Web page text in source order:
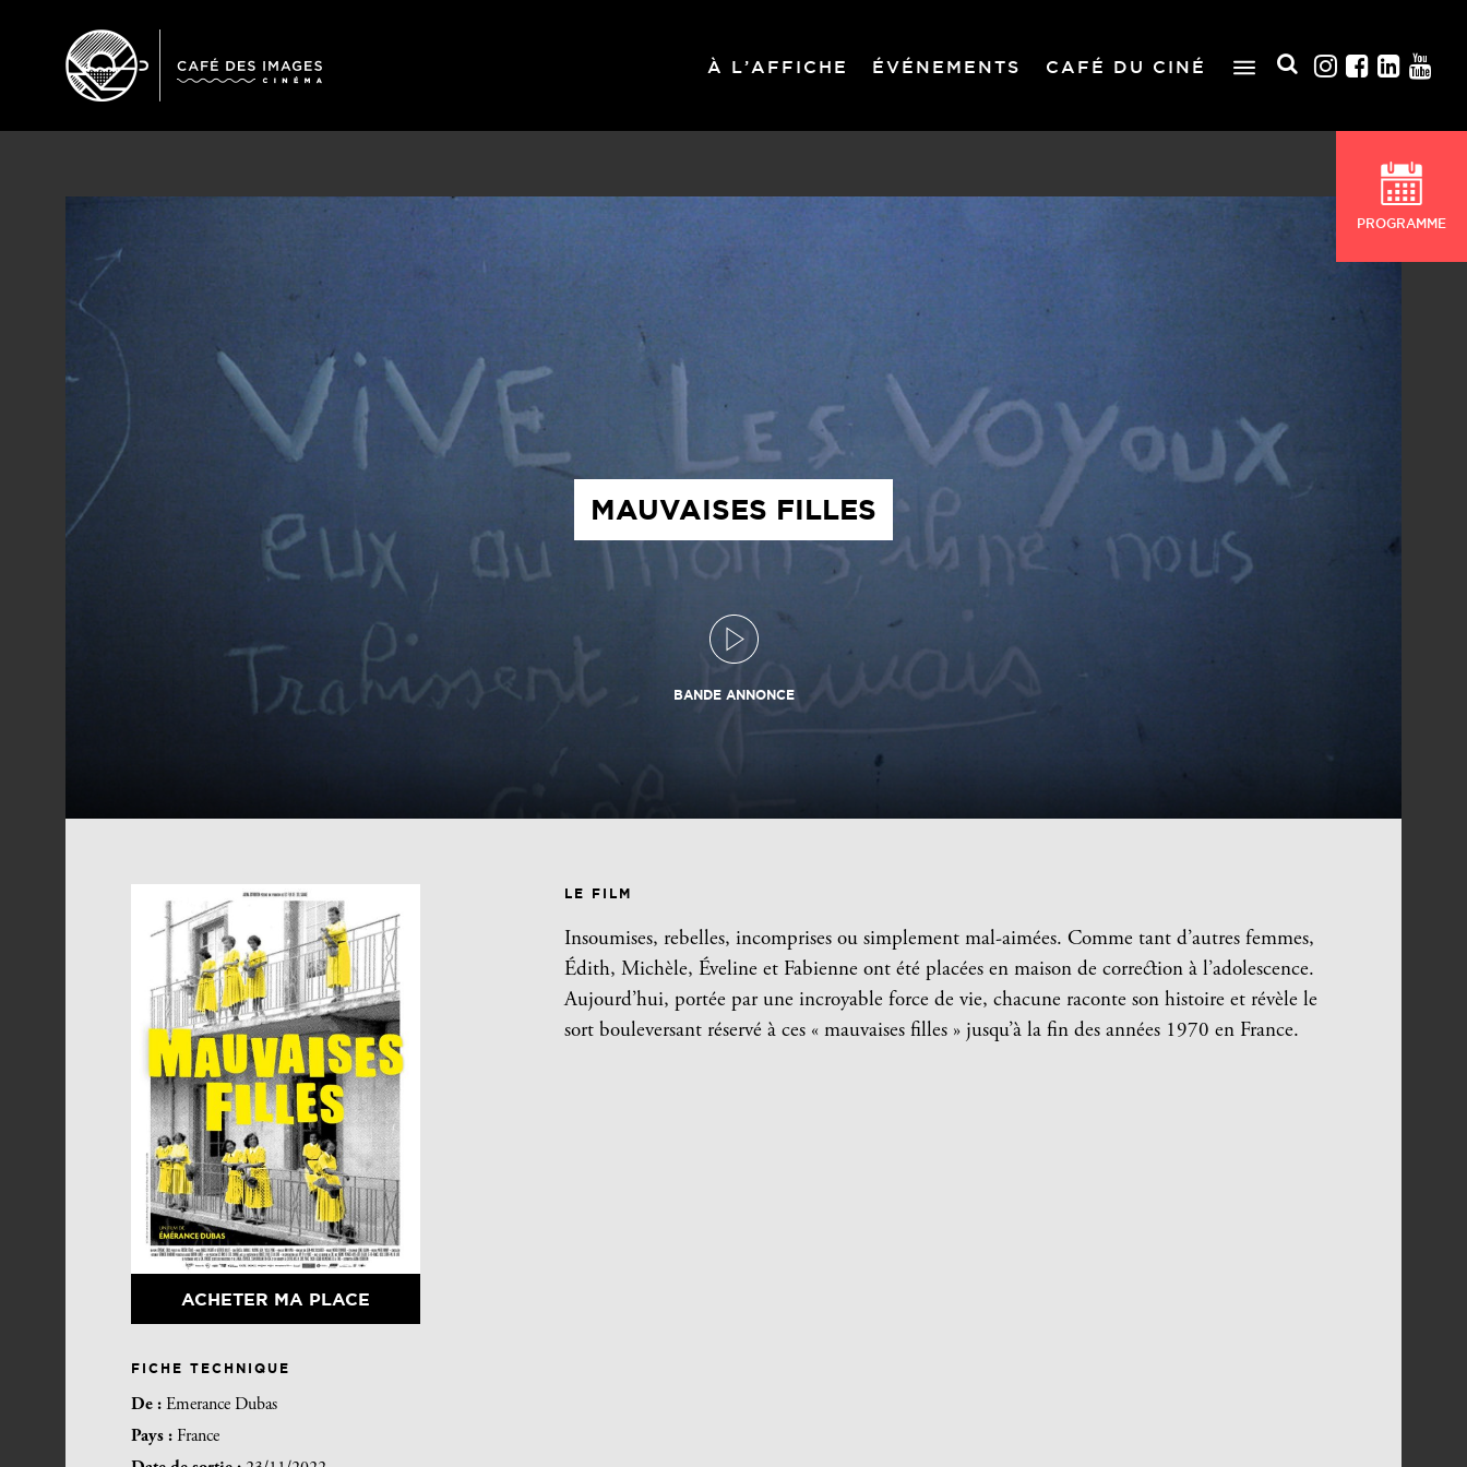
À L’AFFICHE ÉVÉNEMENTS CAFÉ DU CINÉ
MAUVAISES FILLES
BANDE ANNONCE
ACHETER MA PLACE
FICHE TECHNIQUE
De : Emerance Dubas
Pays : France
LE FILM
Insoumises, rebelles, incomprises ou simplement mal-aimées. Comme tant d’autres femmes,
Édith, Michèle, Éveline et Fabienne ont été placées en maison de correction à l’adolescence.
Aujourd’hui, portée par une incroyable force de vie, chacune raconte son histoire et révèle le
sort bouleversant réservé à ces « mauvaises filles » jusqu’à la fin des années 1970 en France.
PROGRAMME